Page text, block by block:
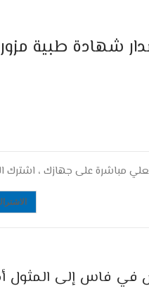
شهادة طبية
مباشرة على جهازك ، اشترك
في فاس إلى المثول